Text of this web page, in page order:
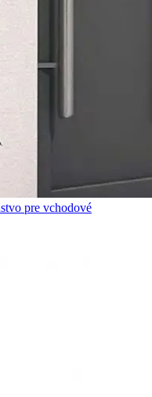
pre vchodové